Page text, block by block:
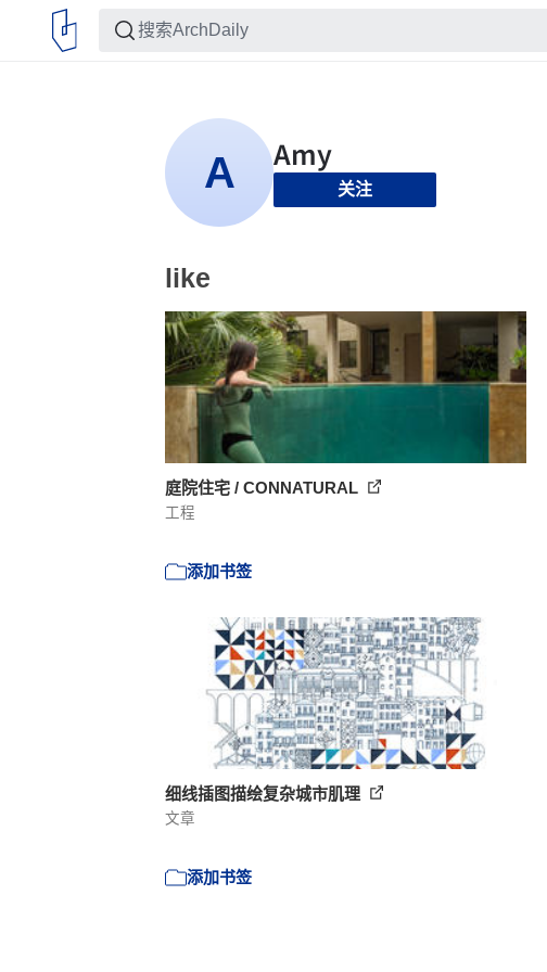
关注
like
庭院住宅 / CONNATURAL
工程
添加书签
细线插图描绘复杂城市肌理
文章
添加书签